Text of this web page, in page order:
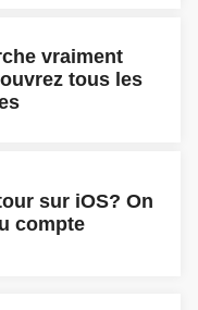
vraiment
tous les
compte